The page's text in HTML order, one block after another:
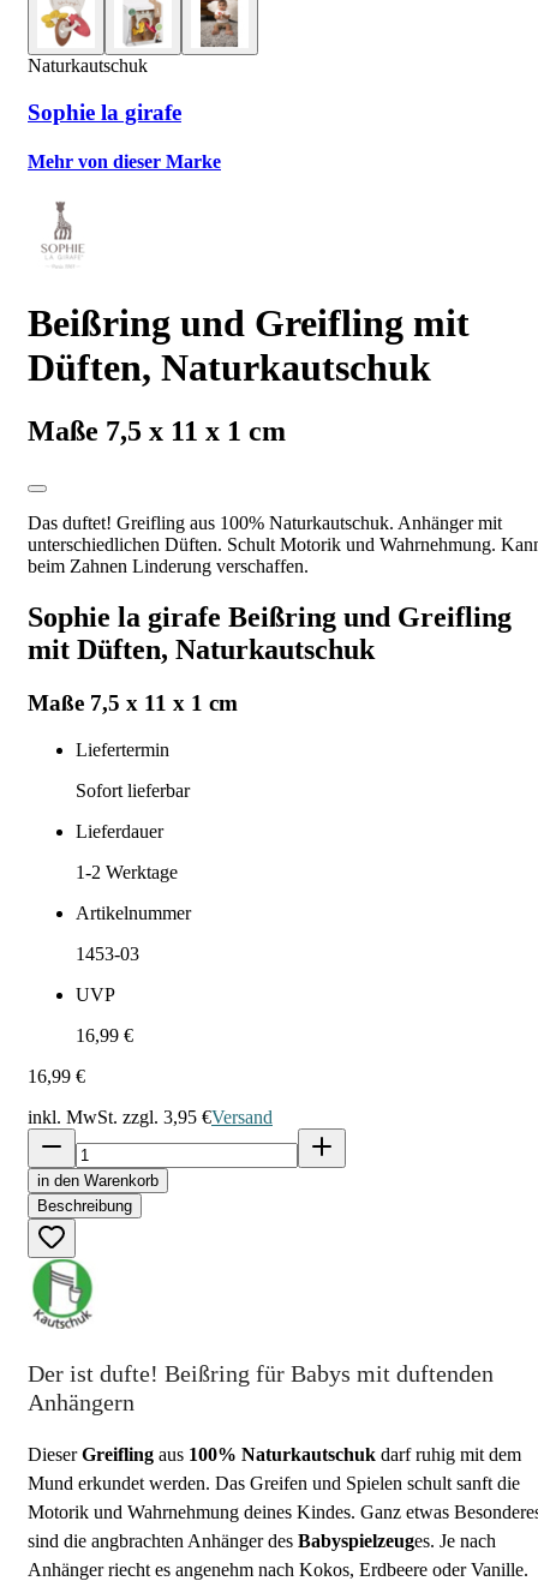
Naturkautschuk
Sophie la girafe
Mehr von dieser Marke
Beißring und Greifling mit
Düften, Naturkautschuk
Maße 7,5 x 11 x 1 cm
Das duftet! Greifling aus 100% Naturkautschuk. Anhänger mit
unterschiedlichen Düften. Schult Motorik und Wahrnehmung.
beim Zahnen Linderung verschaffen.
Sophie la girafe Beißring und Greifling
mit Düften, Naturkautschuk
Maße 7,5 x 11 x 1 cm
Liefertermin
Sofort lieferbar
Lieferdauer
1-2 Werktage
Artikelnummer
1453-03
UVP
16,99 €
16,99 €
inkl. MwSt. zzgl. 3,95 €Versand
in den Warenkorb
Beschreibung
Der ist dufte! Beißring für Babys mit duftenden
Anhängern
DieserGreifling aus 100% Naturkautschuk darf ruhig mit dem
Mund erkundet werden. Das Greifen und Spielen schult sanft die
Motorik und Wahrnehmung deines Kindes. Ganz etwas
sind die angbrachten Anhänger des Babyspielzeuges. Je nach
Anhänger riecht es angenehm nach Kokos, Erdbeere oder Vanille.